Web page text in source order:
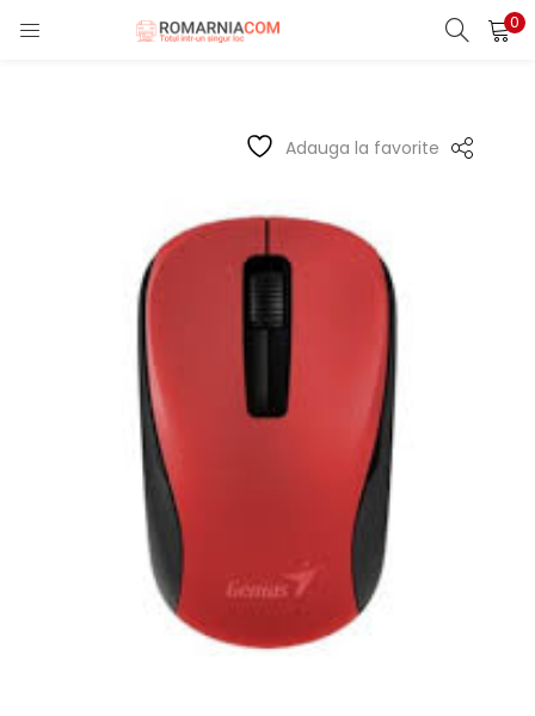
0
LOGIN REGISTER
Remember me
Lost password?
Adauga la favorite